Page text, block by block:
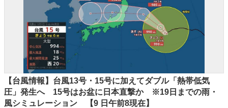
【台風情報】台風13号・15号に加えてダブル「熱帯低気
圧」発生へ 15号はお盆に日本直撃か ※19日までの雨・
風シミュレーション 【9 日午前8現在】